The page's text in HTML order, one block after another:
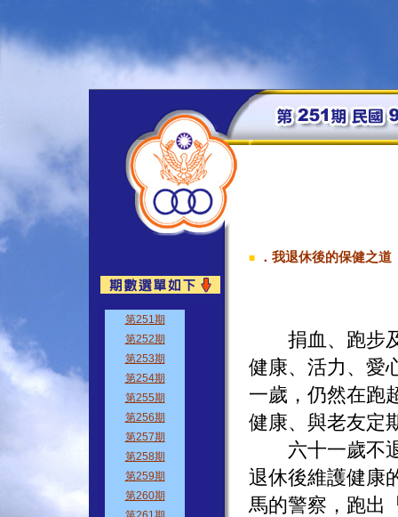
■ ．我退休後的保健之道
捐血、跑步及
健康、活力、愛
一歲，仍然在跑
健康、與老友定
六十一歲不退
退休後維護健康
馬的警察，跑出